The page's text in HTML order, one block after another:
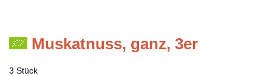
Muskatnuss, ganz, 3er
3 Stück
Zum